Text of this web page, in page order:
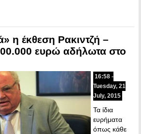
η έκθεση Ρακιντζή –
ευρώ αδήλωτα στο
16:58 -
Tuesday, 21
July, 2015
Τα ίδια
ευρήματα
όπως κάθε